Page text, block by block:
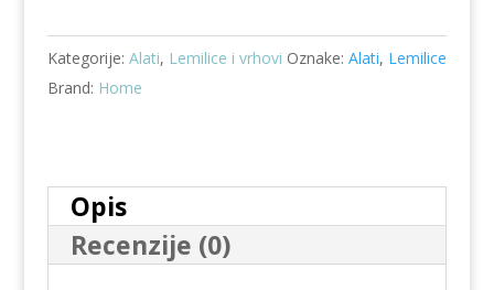
150W
ZD-
715L-
Kategorije: Alati, Lemilice i vrhovi Oznake: Alati, Lemilice
Brand: Home
Opis
Recenzije (0)